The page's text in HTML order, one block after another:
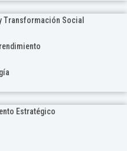
Transformación Social
Estratégico